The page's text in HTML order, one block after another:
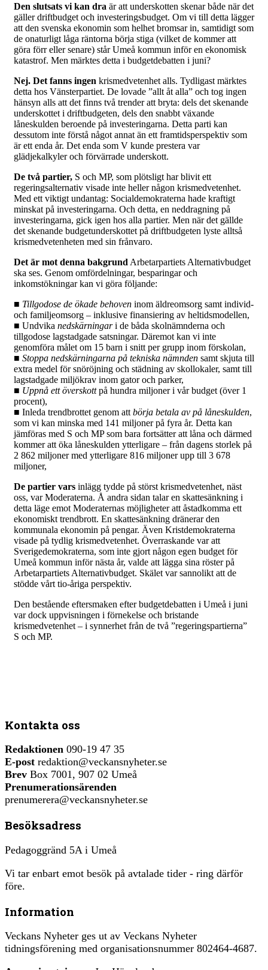
Den slutsats vi kan dra är att underskotten skenar både när det
gäller driftbudget och investeringsbudget. Om vi till detta lägger
att den svenska ekonomin som helhet bromsar in, samtidigt som
de onaturligt låga räntorna börja stiga (vilket de kommer att
göra förr eller senare) står Umeå kommun inför en ekonomisk
katastrof. Men märktes detta i budgetdebatten i juni?
Nej. Det fanns ingen krismedvetenhet alls. Tydligast märktes
detta hos Vänsterpartiet. De lovade ”allt åt alla” och tog ingen
hänsyn alls att det finns två trender att bryta: dels det skenande
underskottet i driftbudgeten, dels den snabbt växande
låneskulden beroende på investeringarna. Detta parti kan
dessutom inte förstå något annat än ett framtidsperspektiv som
är ett enda år. Det enda som V kunde prestera var
glädjekalkyler och förvärrade underskott.
De två partier, S och MP, som plötsligt har blivit ett
regeringsalternativ visade inte heller någon krismedvetenhet.
Med ett viktigt undantag: Socialdemokraterna hade kraftigt
minskat på investeringarna. Och detta, en neddragning på
investeringarna, gick igen hos alla partier. Men när det gällde
det skenande budgetunderskottet på driftbudgeten lyste alltså
krismedvetenheten med sin frånvaro.
Det är mot denna bakgrund Arbetarpartiets Alternativbudget
ska ses. Genom omfördelningar, besparingar och
inkomstökningar kan vi göra följande:
■ Tillgodose de ökade behoven inom äldreomsorg samt individ-
och familjeomsorg – inklusive finansiering av heltidsmodellen,
■ Undvika nedskärningari de båda skolnämnderna och
tillgodose lagstadgade satsningar. Däremot kan vi inte
genomföra målet om 15 barn i snitt per grupp inom förskolan,
■ Stoppa nedskärningarna på tekniska nämnden samt skjuta till
extra medel för snöröjning och städning av skollokaler, samt till
lagstadgade miljökrav inom gator och parker,
■ Uppnå ett överskottpå hundra miljoner i vår budget (över 1
procent),
■ Inleda trendbrottet genom att börja betala av på låneskulden,
som vi kan minska med 141 miljoner på fyra år. Detta kan
jämföras med S och MP som bara fortsätter att låna och därmed
kommer att öka låneskulden ytterligare – från dagens storlek på
2 862 miljoner med ytterligare 816 miljoner upp till 3 678
miljoner,
De partier vars inlägg tydde på störst krismedvetenhet, näst
oss, var Moderaterna. Å andra sidan talar en skattesänkning i
detta läge emot Moderaternas möjligheter att åstadkomma ett
ekonomiskt trendbrott. En skattesänkning dränerar den
kommunala ekonomin på pengar. Även Kristdemokraterna
visade på tydlig krismedvetenhet. Överraskande var att
Sverigedemokraterna, som inte gjort någon egen budget för
Umeå kommun inför nästa år, valde att lägga sina röster på
Arbetarpartiets Alternativbudget. Skälet var sannolikt att de
stödde vårt tio-åriga perspektiv.
Den bestående eftersmaken efter budgetdebatten i Umeå i juni
var dock uppvisningen i förnekelse och bristande
krismedvetenhet – i synnerhet från de två ”regeringspartierna”
S och MP.
Kontakta oss
Redaktionen 090-19 47 35
E-post redaktion@veckansnyheter.se
Brev Box 7001, 907 02 Umeå
Prenumerationsärenden
prenumerera@veckansnyheter.se
Besöksadress
Pedagoggränd 5A i Umeå
Vi tar enbart emot besök på avtalade tider - ring därför
före.
Information
Veckans Nyheter ges ut av Veckans Nyheter
tidningsförening med organisationsnummer 802464-4687.